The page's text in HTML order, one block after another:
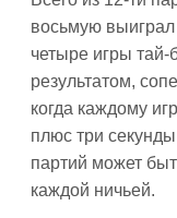
восьмую
четыре игры тай-
результатом,
когда каждому
плюс три
партий может
каждой ничьей.